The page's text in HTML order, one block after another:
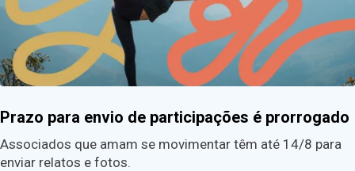
Prazo para envio de participações é prorrogado
Associados que amam se movimentar têm até 14/8 para
enviar relatos e fotos.